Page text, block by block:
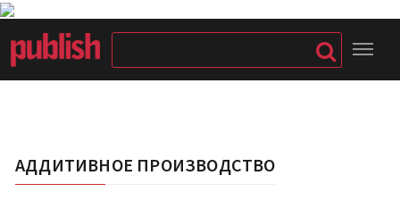
АДДИТИВНОЕ ПРОИЗВОДСТВО